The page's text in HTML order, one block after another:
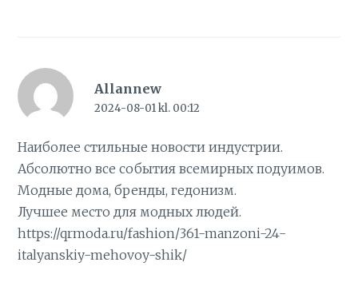
Allannew
2024-08-01 kl. 00:12
Наиболее стильные новости индустрии.
Абсолютно все события всемирных подуимов.
Модные дома, бренды, гедонизм.
Лучшее место для модных людей.
https://qrmoda.ru/fashion/361-manzoni-24-
italyanskiy-mehovoy-shik/